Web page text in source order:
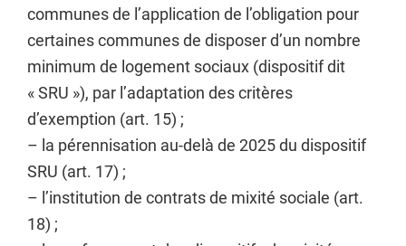
communes de l’application de l’obligation pour
certaines communes de disposer d’un nombre
minimum de logement sociaux (dispositif dit
« SRU »), par l’adaptation des critères
d’exemption (art. 15) ;
– la pérennisation au-delà de 2025 du dispositif
SRU (art. 17) ;
– l’institution de contrats de mixité sociale (art.
18) ;